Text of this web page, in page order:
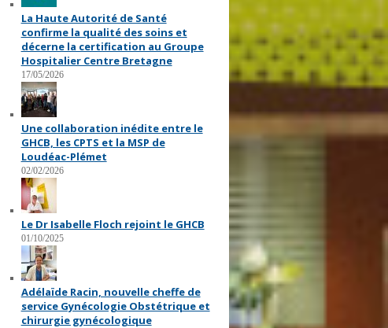
La Haute Autorité de Santé
confirme la qualité des soins et
décerne la certification au Groupe
Hospitalier Centre Bretagne
17/05/2026
Une collaboration inédite entre le
GHCB, les CPTS et la MSP de
Loudéac-Plémet
02/02/2026
Le Dr Isabelle Floch rejoint le GHCB
01/10/2025
Adélaïde Racin, nouvelle cheffe de
service Gynécologie Obstétrique et
chirurgie gynécologique